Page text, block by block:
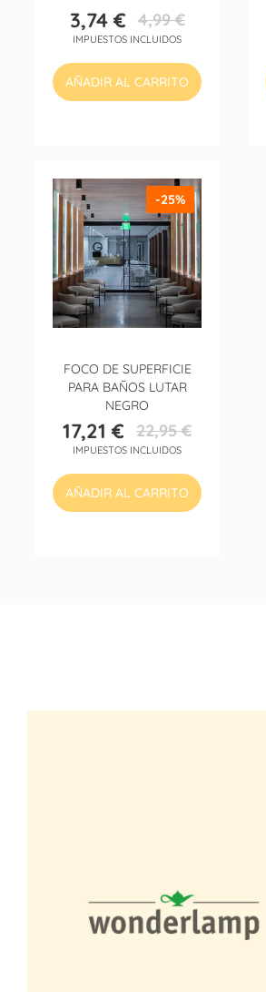
Precio
3,74 € Precio
base
4,99 €
IMPUESTOS INCLUIDOS
AÑADIR AL CARRITO
FOCO DE SUPERFICIE
PARA BAÑOS LUTAR
NEGRO
Precio
17,21 €
Precio
base
22,95 €
IMPUESTOS INCLUIDOS
-25%
AÑADIR AL CARRITO